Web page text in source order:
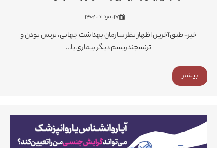
۱۷، مرداد، ۱۴۰۲
خیر- طبق آخرین اظهار نظر سازمان بهداشت جهانی، ترنس‌ بودن و
ترنسجندریسم دیگر بیماری یا…
بیشتر